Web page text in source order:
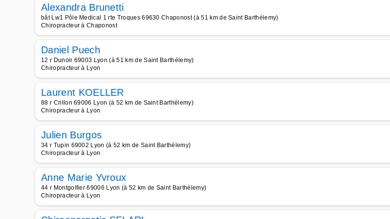
Alexandra Brunetti
bât Lw1 Pôle Medical 1 rte Troques 69630 Chaponost (à 51 km de Saint Barthélemy)
Chiropracteur à Chaponost
Daniel Puech
12 r Dunoir 69003 Lyon (à 51 km de Saint Barthélemy)
Chiropracteur à Lyon
Laurent KOELLER
88 r Crillon 69006 Lyon (à 52 km de Saint Barthélemy)
Chiropracteur à Lyon
Julien Burgos
34 r Tupin 69002 Lyon (à 52 km de Saint Barthélemy)
Chiropracteur à Lyon
Anne Marie Yvroux
44 r Montgolfier 69006 Lyon (à 52 km de Saint Barthélemy)
Chiropracteur à Lyon